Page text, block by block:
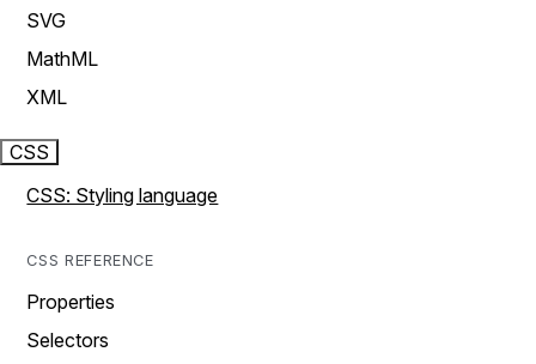
SVG
MathML
XML
CSS
CSS: Styling language
CSS REFERENCE
Properties
Selectors